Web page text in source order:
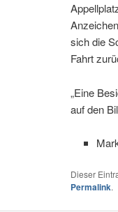
sich die
Fahrt
„Eine
auf den
Dieser
Permalink.